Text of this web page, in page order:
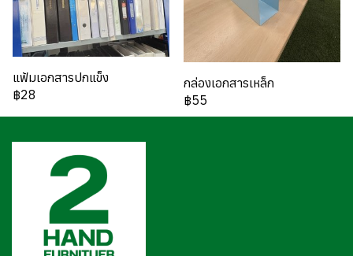
แฟ้มเอกสารปกแข็ง
฿28
กล่องเอกสารเหล็ก
฿55